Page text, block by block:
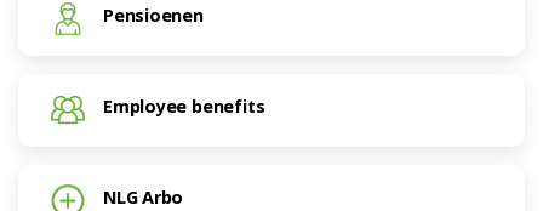
Pensioenen
Employee benefits
NLG Arbo